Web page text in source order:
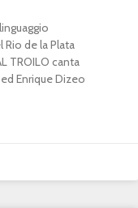
de la Plata
TROILO canta
Enrique Dizeo